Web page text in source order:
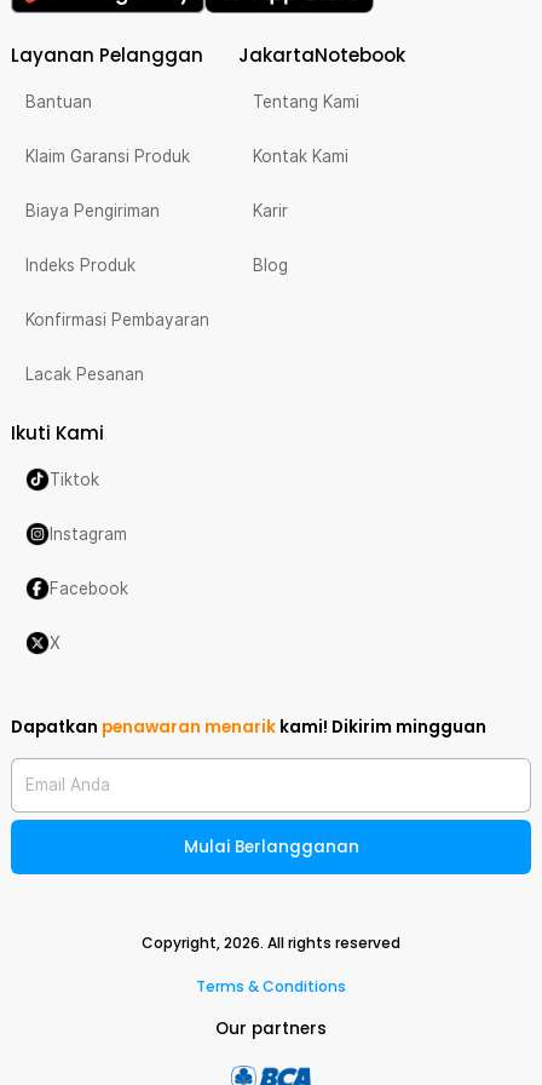
Layanan Pelanggan
Bantuan
Klaim Garansi Produk
Biaya Pengiriman
Indeks Produk
Konfirmasi Pembayaran
Lacak Pesanan
JakartaNotebook
Tentang Kami
Kontak Kami
Karir
Blog
Ikuti Kami
Tiktok
Instagram
Facebook
X
Dapatkan penawaran menarik kami! Dikirim mingguan
Email Anda
Mulai Berlangganan
Copyright,2026. All rights reserved
Terms & Conditions
Our partners